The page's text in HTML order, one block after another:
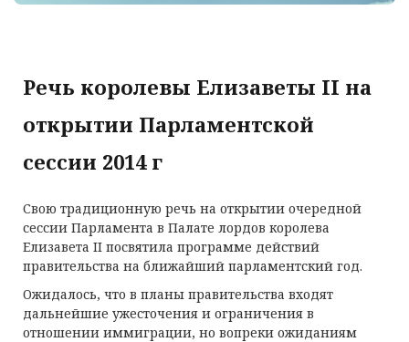
Речь королевы Елизаветы II на
открытии Парламентской
сессии 2014 г
Свою традиционную речь на открытии очередной
сессии Парламента в Палате лордов королева
Елизавета II посвятила программе действий
правительства на ближайший парламентский год.
Ожидалось, что в планы правительства входят
дальнейшие ужесточения и ограничения в
отношении иммиграции, но вопреки ожиданиям